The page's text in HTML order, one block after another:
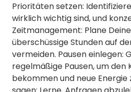
Prioritäten setzen:
wirklich wichtig sind, und
Zeitmanagement: Plane
überschüssige Stunden auf
vermeiden. Pausen einlegen:
regelmäßige Pausen, um den
bekommen und neue Energie